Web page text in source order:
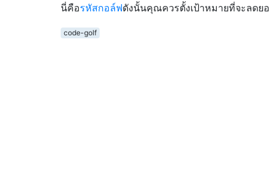
นี่คือรหัสกอล์ฟดังนั้นคุณควรตั้งเป้าหมายที่จะลดย
code-golf